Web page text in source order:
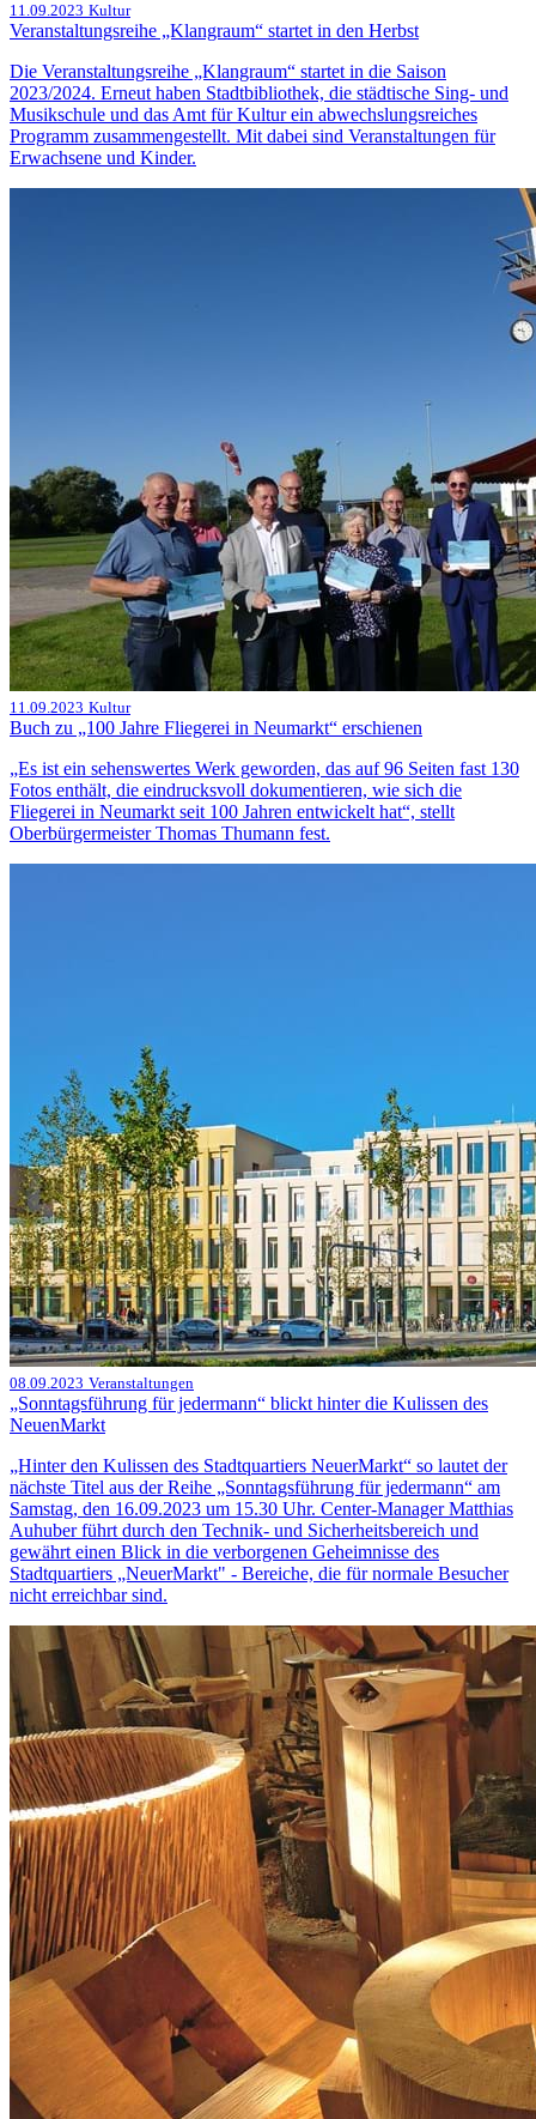
11.09.2023 Kultur
Veranstaltungsreihe „Klangraum“ startet in den Herbst
Die Veranstaltungsreihe „Klangraum“ startet in die Saison
2023/2024. Erneut haben Stadtbibliothek, die städtische Sing- und
Musikschule und das Amt für Kultur ein abwechslungsreiches
Programm zusammengestellt. Mit dabei sind Veranstaltungen für
Erwachsene und Kinder.
11.09.2023 Kultur
Buch zu „100 Jahre Fliegerei in Neumarkt“ erschienen
„Es ist ein sehenswertes Werk geworden, das auf 96 Seiten fast 130
Fotos enthält, die eindrucksvoll dokumentieren, wie sich die
Fliegerei in Neumarkt seit 100 Jahren entwickelt hat“, stellt
Oberbürgermeister Thomas Thumann fest.
08.09.2023 Veranstaltungen
„Sonntagsführung für jedermann“ blickt hinter die Kulissen des
NeuenMarkt
„Hinter den Kulissen des Stadtquartiers NeuerMarkt“ so lautet der
nächste Titel aus der Reihe „Sonntagsführung für jedermann“ am
Samstag, den 16.09.2023 um 15.30 Uhr. Center-Manager Matthias
Auhuber führt durch den Technik- und Sicherheitsbereich und
gewährt einen Blick in die verborgenen Geheimnisse des
Stadtquartiers „NeuerMarkt" - Bereiche, die für normale Besucher
nicht erreichbar sind.